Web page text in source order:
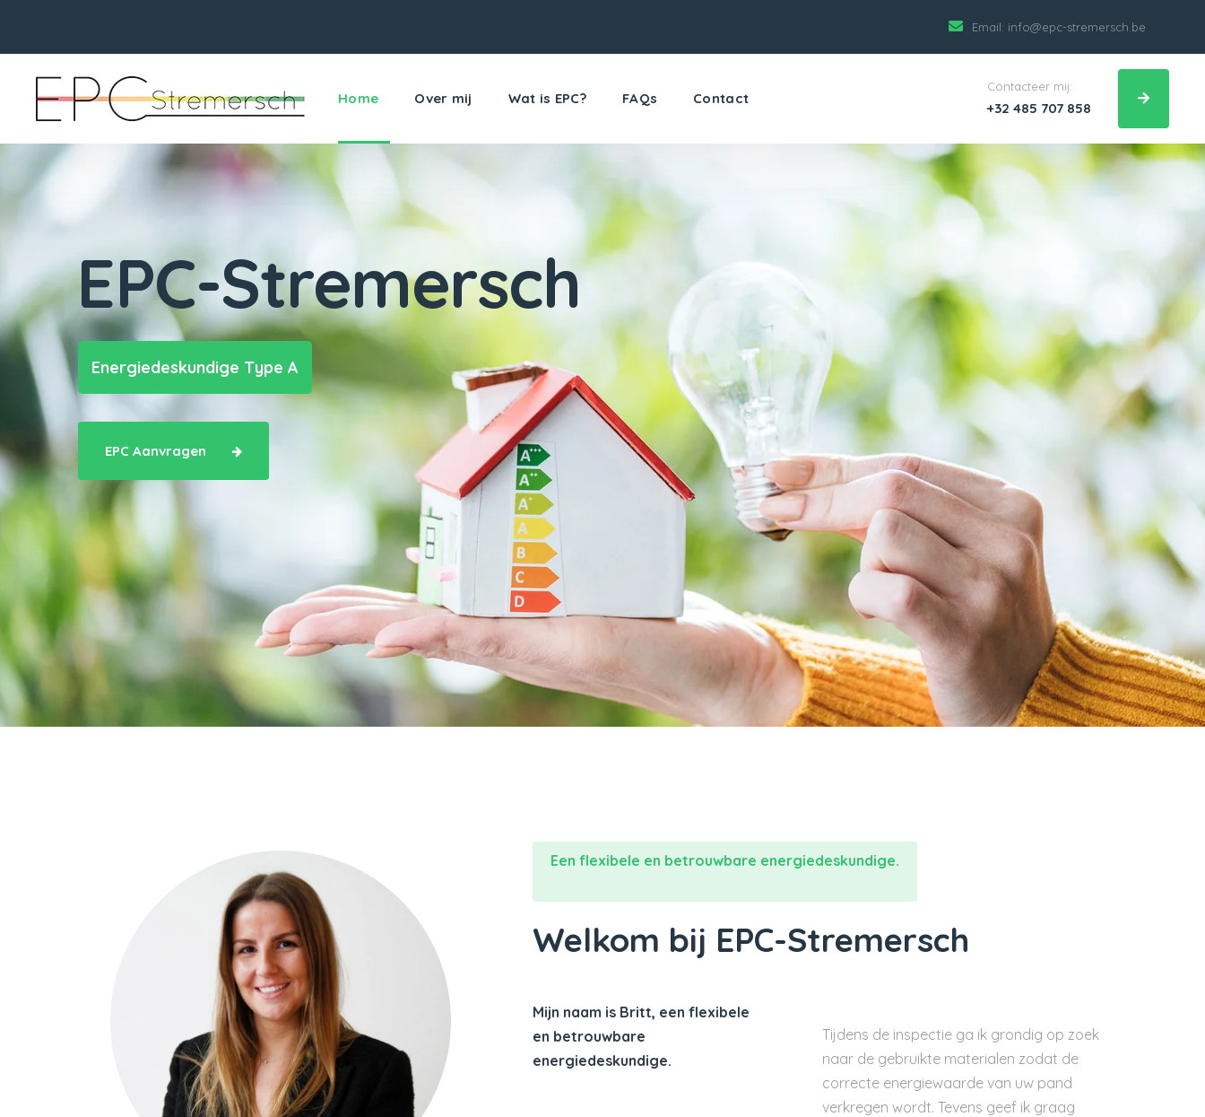
Email: info@epc-stremersch.be
Home Over mij Wat is EPC? FAQs Contact
Contacteer mij:
+32 485 707 858
EPC-Stremersch
Energiedeskundige Type A
EPC Aanvragen
Een flexibele en betrouwbare energiedeskundige.
Welkom bij EPC-Stremersch
Mijn naam is Britt, een flexibele
en betrouwbare
energiedeskundige.
Tijdens de inspectie ga ik grondig op zoek
naar de gebruikte materialen zodat de
correcte energiewaarde van uw pand
verkregen wordt. Tevens geef ik graag